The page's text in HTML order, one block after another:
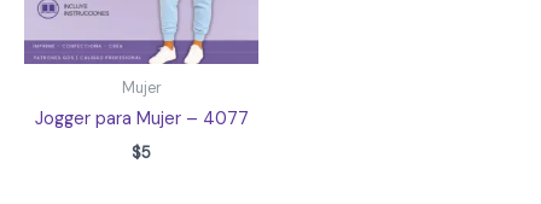
Mujer
Jogger para Mujer – 4077
$5